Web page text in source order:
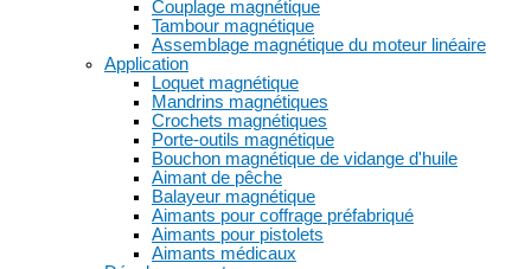
Couplage magnétique
Tambour magnétique
Assemblage magnétique du moteur linéaire
Application
Loquet magnétique
Mandrins magnétiques
Crochets magnétiques
Porte-outils magnétique
Bouchon magnétique de vidange d'huile
Aimant de pêche
Balayeur magnétique
Aimants pour coffrage préfabriqué
Aimants pour pistolets
Aimants médicaux